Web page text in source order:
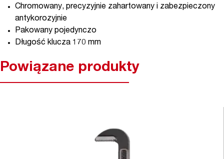
Chromowany, precyzyjnie zahartowany i zabezpieczony
antykorozyjnie
Pakowany pojedynczo
Długość klucza 170 mm
Powiązane produkty